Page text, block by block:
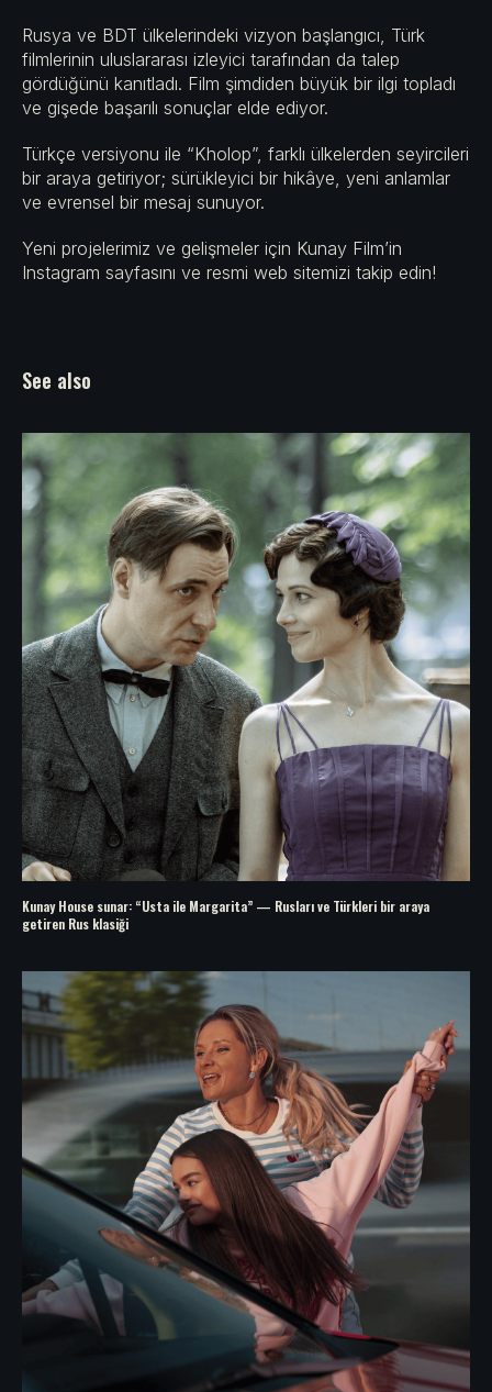
Rusya ve BDT ülkelerindeki vizyon başlangıcı, Türk
filmlerinin uluslararası izleyici tarafından da talep
gördüğünü kanıtladı. Film şimdiden büyük bir ilgi topladı
ve gişede başarılı sonuçlar elde ediyor.
Türkçe versiyonu ile “Kholop”, farklı ülkelerden seyircileri
bir araya getiriyor; sürükleyici bir hikâye, yeni anlamlar
ve evrensel bir mesaj sunuyor.
Yeni projelerimiz ve gelişmeler için Kunay Film’in
Instagram sayfasını ve resmi web sitemizi takip edin!
See also
Kunay House sunar: “Usta ile Margarita” — Rusları ve Türkleri bir araya
getiren Rus klasiği